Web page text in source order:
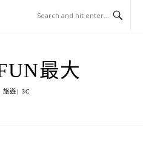
最大
旅遊| 3C